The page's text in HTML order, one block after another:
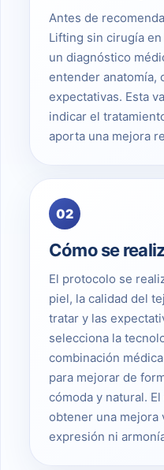
Antes de
Lifting sin cirugía
un diagnóstico
entender anatomía,
expectativas. Esta
indicar el
aporta una mejora
02
Cómo se
El protocolo se
piel, la calidad del
tratar y las
selecciona la
combinación
para mejorar de
cómoda y natural.
obtener una
expresión ni